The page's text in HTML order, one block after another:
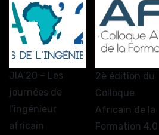
JIA’20 – Les
journées de
l’ingénieur
africain
2è édition du
Colloque
Africain de la
Formation 4.0